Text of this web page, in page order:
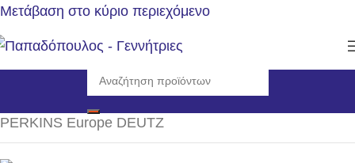
Μετάβαση στο κύριο περιεχόμενο
Αρχική σελίδα/Γεννήτριες/Η/Ζ Κλειστού τύπου 1500rpm
PERKINS Europe DEUTZ